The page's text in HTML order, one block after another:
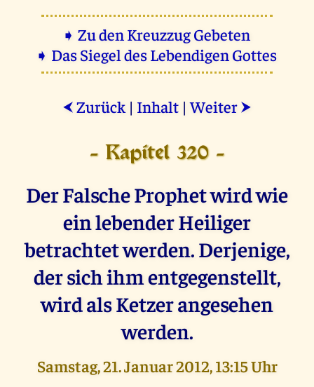
➧ Zu den Kreuzzug Gebeten
➧ Das Siegel des Lebendigen Gottes
⮜ Zurück | Inhalt |Weiter ⮞
- Kapitel 320 -
Der Falsche Prophet wird wie
ein lebender Heiliger
betrachtet werden. Derjenige,
der sich ihm entgegenstellt,
wird als Ketzer angesehen
werden.
Samstag, 21. Januar 2012, 13:15 Uhr